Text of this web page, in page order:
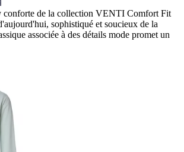
conforte de la collection VENTI Comfort Fit
sophistiqué et soucieux de la
associée à des détails mode promet un